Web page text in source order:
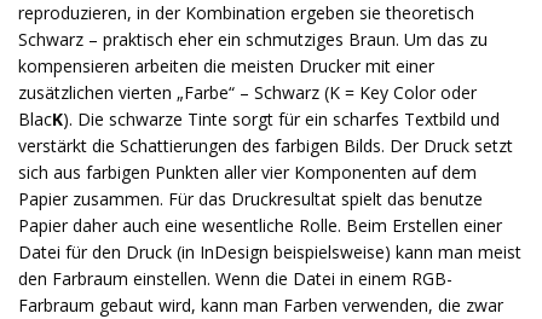
reproduzieren, in der Kombination ergeben sie theoretisch
Schwarz – praktisch eher ein schmutziges Braun. Um das zu
kompensieren arbeiten die meisten Drucker mit einer
zusätzlichen vierten „Farbe“ – Schwarz (K = Key Color oder
BlacK). Die schwarze Tinte sorgt für ein scharfes Textbild und
verstärkt die Schattierungen des farbigen Bilds. Der Druck setzt
sich aus farbigen Punkten aller vier Komponenten auf dem
Papier zusammen. Für das Druckresultat spielt das benutze
Papier daher auch eine wesentliche Rolle. Beim Erstellen einer
Datei für den Druck (in InDesign beispielsweise) kann man meist
den Farbraum einstellen. Wenn die Datei in einem RGB-
Farbraum gebaut wird, kann man Farben verwenden, die zwar